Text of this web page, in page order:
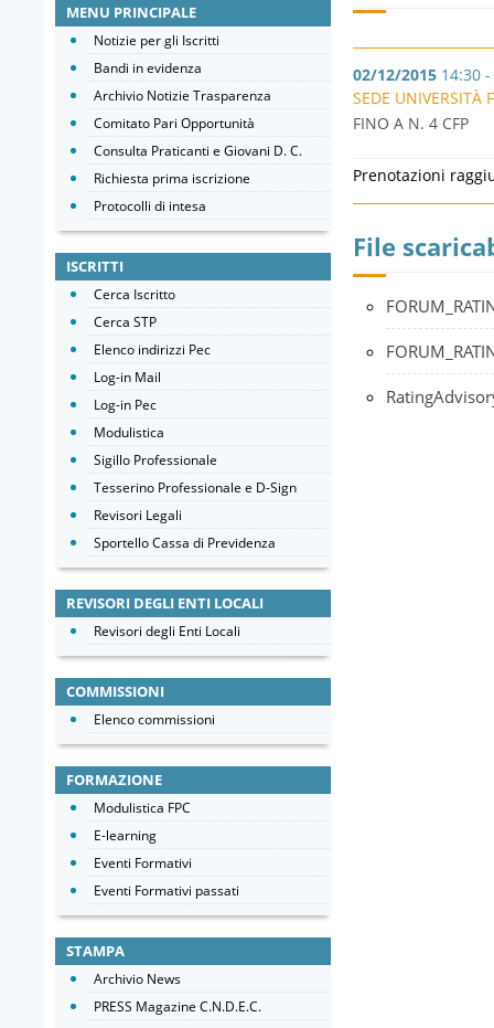
02/12/2015 14:30
SEDE UNIVERSITÀ
FINO A N. 4 CFP
Prenotazioni
File
MENU PRINCIPALE
Notizie per gli Iscritti
Bandi in evidenza
Archivio Notizie Trasparenza
Comitato Pari Opportunità
Consulta Praticanti e Giovani D. C.
Richiesta prima iscrizione
Protocolli di intesa
ISCRITTI
Cerca Iscritto
Cerca STP
Elenco indirizzi Pec
Log-in Mail
Log-in Pec
Modulistica
Sigillo Professionale
Tesserino Professionale e D-Sign
Revisori Legali
Sportello Cassa di Previdenza
REVISORI DEGLI ENTI LOCALI
Revisori degli Enti Locali
COMMISSIONI
Elenco commissioni
FORMAZIONE
Modulistica FPC
E-learning
Eventi Formativi
Eventi Formativi passati
STAMPA
Archivio News
PRESS Magazine C.N.D.E.C.